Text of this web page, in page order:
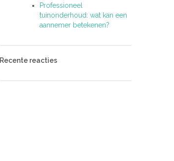
Professioneel
tuinonderhoud: wat kan een
aannemer betekenen?
Recente reacties